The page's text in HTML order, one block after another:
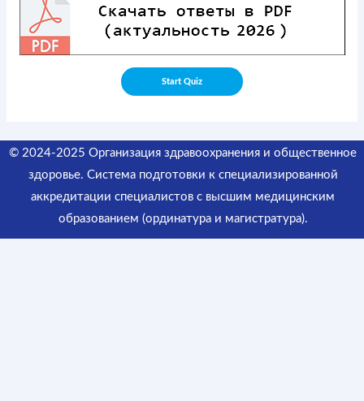
© 2024-2025 Организация здравоохранения и общественное
здоровье. Система подготовки к специализированной
аккредитации специалистов с высшим медицинским
образованием (ординатура и магистратура).